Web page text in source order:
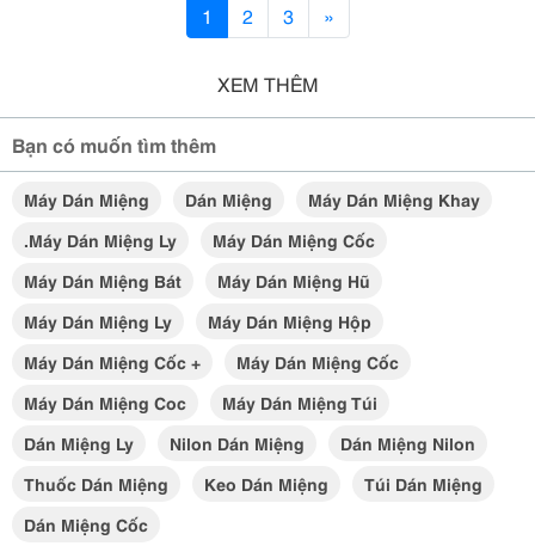
1 2 3 »
XEM THÊM
Bạn có muốn tìm thêm
Máy Dán Miệng Dán Miệng
Máy Dán Miệng Khay
.máy Dán Miệng Ly
Máy Dán Miệng Cốc
Máy Dán Miệng Bát
Máy Dán Miệng Hũ
Máy Dán Miệng Ly
Máy Dán Miệng Hộp
Máy Dán Miệng Cốc +
Máy Dán Miệng Cốc
Máy Dán Miệng Coc
Máy Dán Miệng Túi
Dán Miệng Ly
Nilon Dán Miệng
Dán Miệng Nilon
Thuốc Dán Miệng
Keo Dán Miệng
Túi Dán Miệng
Dán Miệng Cốc